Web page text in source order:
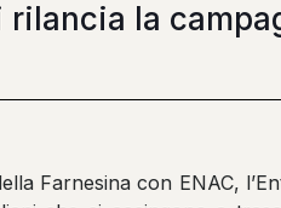
rilancia la
Farnesina con ENAC,